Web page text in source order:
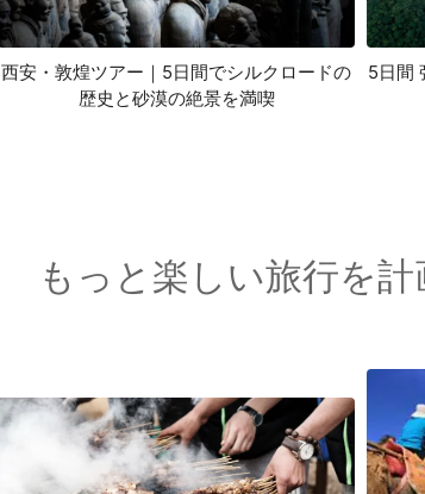
西安・敦煌ツアー｜5日間でシルクロードの
歴史と砂漠の絶景を満喫
5日間
もっと楽しい旅行を計